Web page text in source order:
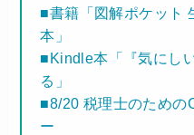
■書籍「図解ポケット
本」
■Kindle本「『気にし
る」
■8/20 税理士のための
ー